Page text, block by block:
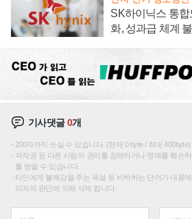
SK하이닉스 통
화, 성과급 체계
기사댓글0개
200자까지 쓰실 수 있습니다. (현재 0 byte / 최대 400byte)
저작권 등 다른 사람의 권리를 침해하거나 명예를 훼손
를 받을 수 있습니다.
타인에게 불쾌감을 주는 욕설 등 비하하는 단어가 내용
리자의 판단에 의해 삭제 합니다.